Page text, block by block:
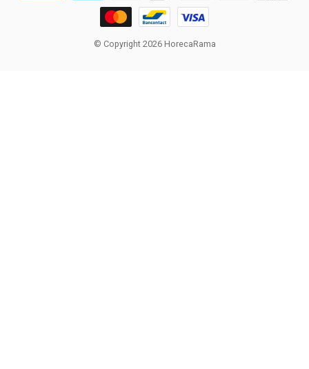
© Copyright 2026 HorecaRama